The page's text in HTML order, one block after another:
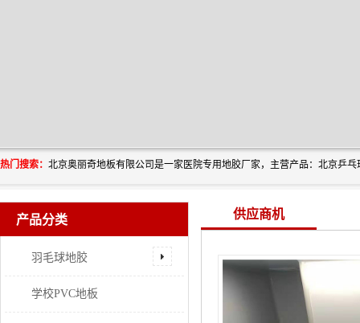
热门搜索：
产品分类
羽毛球地胶
学校PVC地板
供应商机